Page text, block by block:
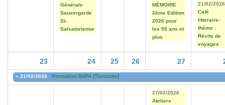
Générale
Sauvergarde
St-
Salvatorienne
MÉMOIRE
2ème Edition
2026 pour
les 55 ans et
plus
21/02/2026
Café
litteraire-
thème :
Récits de
voyages
23 24 25 26 27
« 21/02/2026 Formation BAFA (Thourotte)
27/02/2026
Ateliers